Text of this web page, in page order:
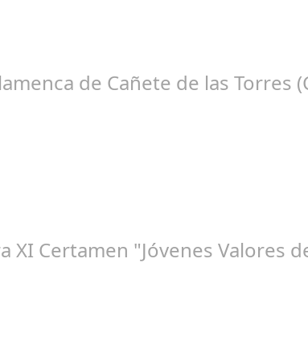
de Cañete de las Torres
XI Certamen "Jóvenes Valores